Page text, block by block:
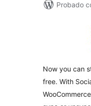
Probado
Now you can
free. With